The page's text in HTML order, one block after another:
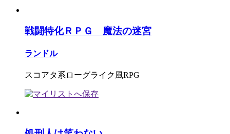
戦闘特化ＲＰＧ 魔法の迷宮
ランドル
スコアタ系ローグライク風RPG